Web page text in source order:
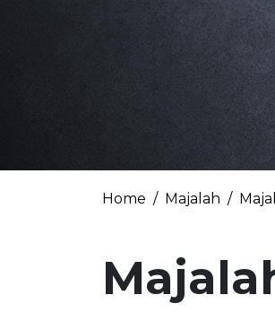
Home Majalah